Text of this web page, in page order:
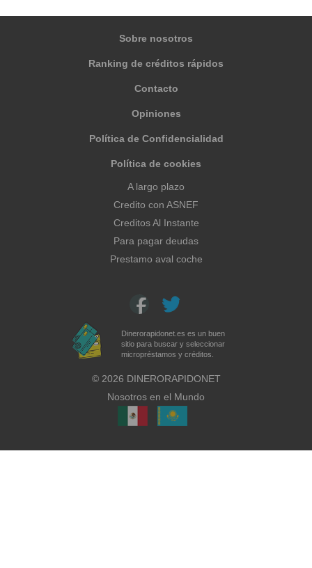
Sobre nosotros
Ranking de créditos rápidos
Contacto
Opiniones
Política de Confidencialidad
Política de cookies
Dinerorapidonet.es es un buen
sitio para buscar y seleccionar
micropréstamos y créditos.
A largo plazo
Credito con ASNEF
Creditos Al Instante
Para pagar deudas
Prestamo aval coche
© 2026 DINERORAPIDONET
Nosotros en el Mundo